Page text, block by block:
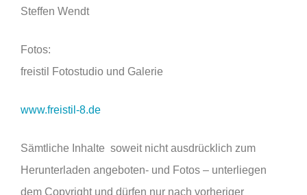
Steffen Wendt
Fotos:
freistil Fotostudio und Galerie
www.freistil-8.de
Sämtliche Inhalte  soweit nicht ausdrücklich zum
Herunterladen angeboten- und Fotos – unterliegen
dem Copyright und dürfen nur nach vorheriger